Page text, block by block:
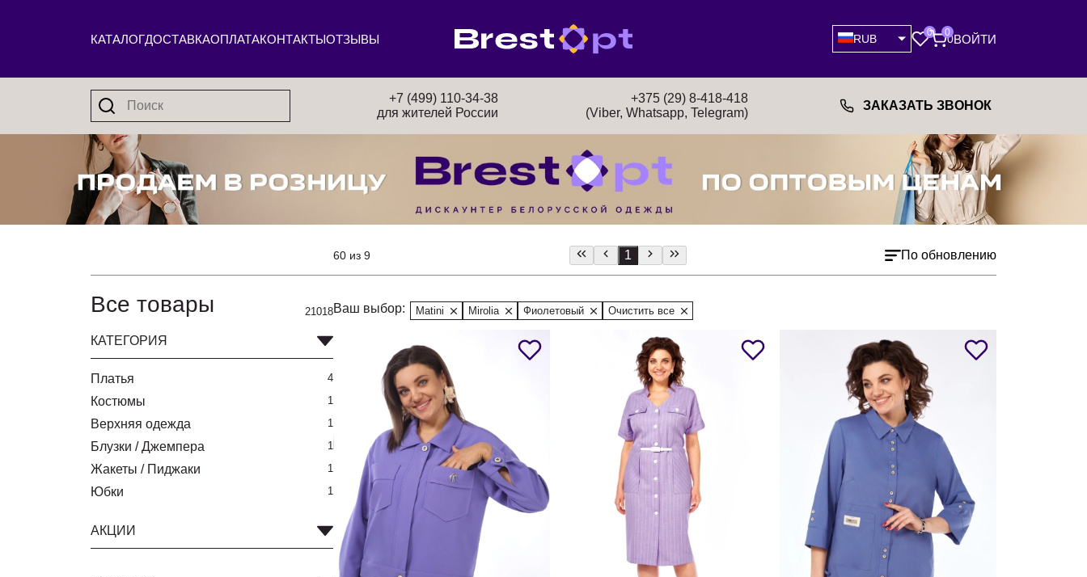
КАТАЛОГДОСТАВКАОПЛАТАКОНТАКТЫОТЗЫВЫ RUB
0 0
0ВОЙТИ
+7 (499) 110-34-38
для жителей России
+375 (29) 8-418-418
(Viber, Whatsapp, Telegram)
ЗАКАЗАТЬ ЗВОНОК
60 из 9 По обновлению
1
Все товары 21018
КАТЕГОРИЯ
Платья 4
Костюмы 1
Верхняя одежда 1
Блузки / Джемпера 1
Жакеты / Пиджаки 1
Юбки 1
АКЦИИ
Ваш выбор: Matini Mirolia Фиолетовый Очистить все